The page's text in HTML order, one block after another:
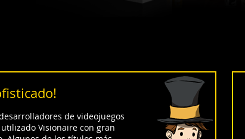
de videojuegos
Visionaire con gran